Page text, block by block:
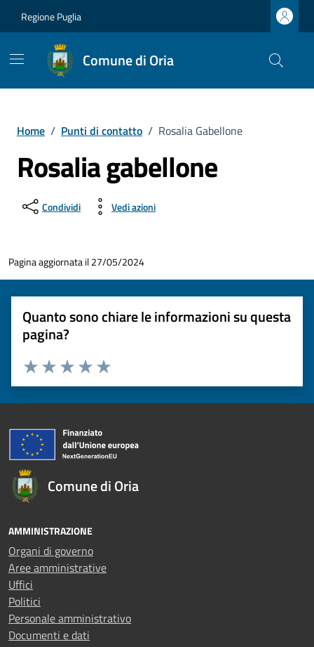
Regione Puglia
Comune di Oria
Home / Punti di contatto / Rosalia Gabellone
Rosalia gabellone
Condividi Vedi azioni
Pagina aggiornata il 27/05/2024
Quanto sono chiare le informazioni su questa
pagina?
Valuta 5 stelle su 5
Valuta 4 stelle su 5
Valuta 3 stelle su 5
Valuta 2 stelle su 5
Valuta 1 stelle su 5
Comune di Oria
AMMINISTRAZIONE
Organi di governo
Aree amministrative
Uffici
Politici
Personale amministrativo
Documenti e dati